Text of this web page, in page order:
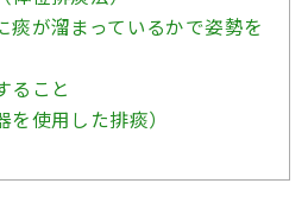
痰が溜まっているかで姿勢を
ること
を使用した排痰）